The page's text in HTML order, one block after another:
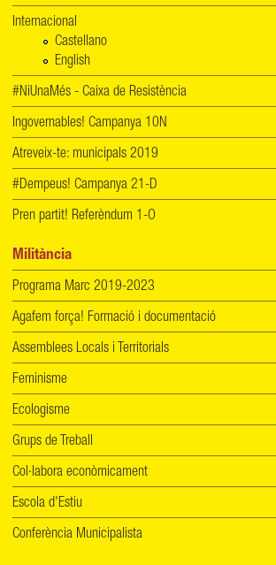
Internacional
Castellano
English
#NiUnaMés - Caixa de Resistència
Ingovernables! Campanya 10N
Atreveix-te: municipals 2019
#Dempeus! Campanya 21-D
Pren partit! Referèndum 1-O
Militància
Programa Marc 2019-2023
Agafem força! Formació i documentació
Assemblees Locals i Territorials
Feminisme
Ecologisme
Grups de Treball
Col·labora econòmicament
Escola d'Estiu
Conferència Municipalista